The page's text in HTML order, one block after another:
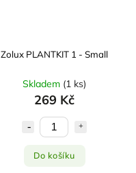
Zolux PLANTKIT 1 - Small
Skladem (1 ks)
269 Kč
Do košíku